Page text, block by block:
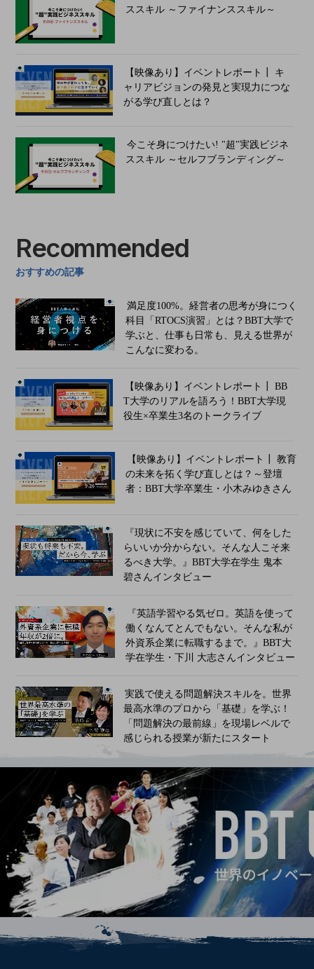
ススキル ～ファイナンススキル～
【映像あり】イベントレポート┃ キ
ャリアビジョンの発見と実現力につな
がる学び直しとは？
今こそ身につけたい! "超"実践ビジネ
ススキル ～セルフブランディング～
Recommended
おすすめの記事
​​​​​​満足度100%。経営者の思考が身につく
科目「RTOCS演習」とは？BBT大学で
学ぶと、仕事も日常も、見える世界が
こんなに変わる。
【映像あり】イベントレポート┃ BB
T大学のリアルを語ろう！BBT大学現
役生×卒業生3名のトークライブ​
【映像あり】イベントレポート┃ 教育
の未来を拓く学び直しとは？～登壇
者：BBT大学卒業生・小木みゆきさん
『現状に不安を感じていて、何をした
らいいか分からない。そんな人こそ来
るべき大学。』BBT大学在学生 鬼本
碧さんインタビュー
『英語学習やる気ゼロ。英語を使って
働くなんてとんでもない。そんな私が
外資系企業に転職するまで。​』BBT大
学在学生・下川 大志さんインタビュー
​​​​​​実践で使える問題解決スキルを。世界
最高水準のプロから「基礎」を学ぶ！
「問題解決の最前線」を現場レベルで
感じられる授業が新たにスタート